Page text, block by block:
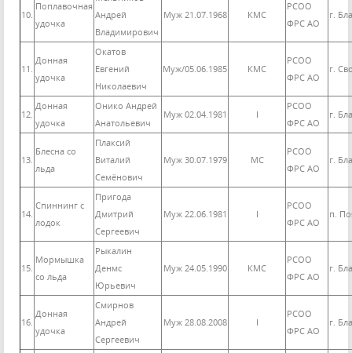
10.
Поплавочная
удочка
Андрей
Владимирович
Муж 21.07.1968 КМС
РСОО
ФРС АО
г.
11.
Донная
удочка
Окатов
Евгений
Николаевич
Муж/05.06.1985 КМС
РСОО
ФРС АО
г.
12.
Донная
удочка
Онико Андрей
Анатольевич
Муж 02.04.1981 I
РСОО
ФРС АО
г.
13.
Блесна со
льда
Плаксий
Виталий
Семёнович
Муж 30.07.1979 МС
РСОО
ФРС АО
г.
14.
Спиннинг с
лодок
Пригода
Дмитрий
Сергеевич
Муж 22.06.1981 I
РСОО
ФРС АО
п.
15.
Мормышка
со льда
Рыкалин
Денмс
Юрьевич
Муж 24.05.1990 КМС
РСОО
ФРС АО
г.
16.
Донная
удочка
Смирнов
Андрей
Сергеевич
Муж 28.08.2008 I
РСОО
ФРС АО
г.